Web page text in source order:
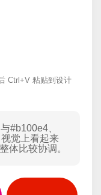
Ctrl+V 粘贴到设计
#b100e4
觉上看起来
体比较协调。